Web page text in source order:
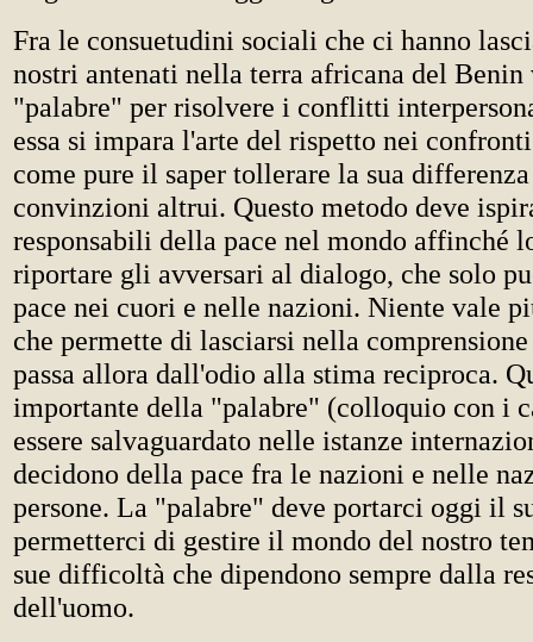
Fra le consuetudini sociali che ci hanno
nostri antenati nella terra africana del
"palabre" per risolvere i conflitti
essa si impara l'arte del rispetto nei
come pure il saper tollerare la sua
convinzioni altrui. Questo metodo deve
responsabili della pace nel mondo affinché
riportare gli avversari al dialogo, che solo
pace nei cuori e nelle nazioni. Niente vale
che permette di lasciarsi nella
passa allora dall'odio alla stima reciproca.
importante della "palabre" (colloquio con i
essere salvaguardato nelle istanze
decidono della pace fra le nazioni e nelle
persone. La "palabre" deve portarci oggi il
permetterci di gestire il mondo del nostro
sue difficoltà che dipendono sempre dalla
dell'uomo.